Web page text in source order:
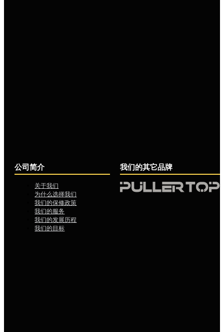
公司简介
关于我们
为什么选择我们
我们的保修政策
我们的服务
我们的发展历程
我们的目标
我们的其它品牌